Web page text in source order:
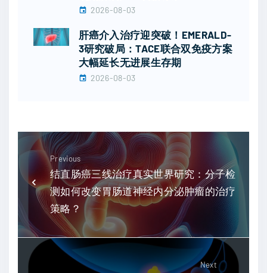
2026-08-03
肝癌介入治疗迎突破！EMERALD-
3研究破局：TACE联合双免疫方案
大幅延长无进展生存期
2026-08-03
Previous
结直肠癌三线治疗真实世界研究：分子检
测如何改变胃肠道神经内分泌肿瘤的治疗
策略？
Next